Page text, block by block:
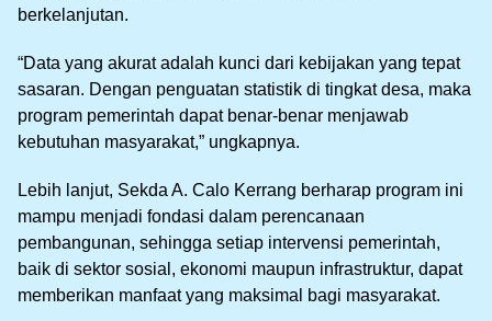
berkelanjutan.
“Data yang akurat adalah kunci dari kebijakan yang tepat
sasaran. Dengan penguatan statistik di tingkat desa, maka
program pemerintah dapat benar-benar menjawab
kebutuhan masyarakat,” ungkapnya.
Lebih lanjut, Sekda A. Calo Kerrang berharap program ini
mampu menjadi fondasi dalam perencanaan
pembangunan, sehingga setiap intervensi pemerintah,
baik di sektor sosial, ekonomi maupun infrastruktur, dapat
memberikan manfaat yang maksimal bagi masyarakat.